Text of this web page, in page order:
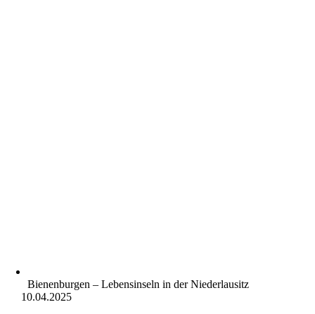
Bienenburgen – Lebensinseln in der Niederlausitz
10.04.2025